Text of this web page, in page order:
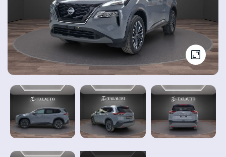
Vehículos
nuevos
Seminuevos
y
Ocasión
Cita
Taller